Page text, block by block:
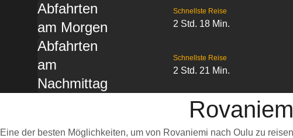
Abfahrten
am Morgen
Schnellste Reise
2 Std. 18 Min.
Abfahrten
am
Nachmittag
Schnellste Reise
2 Std. 21 Min.
Eine der besten Möglichkeiten, um von Rovaniemi nach Oulu zu